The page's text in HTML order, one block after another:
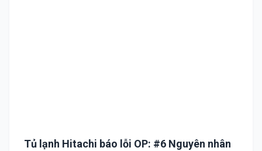
Tủ lạnh Hitachi báo lỗi OP: #6 Nguyên nhân